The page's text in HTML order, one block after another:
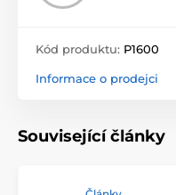
Kód produktu: P1600
Informace o prodejci
Související články